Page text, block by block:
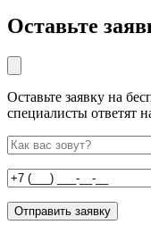
Оставьте
Оставьте заявку на
специалисты ответят